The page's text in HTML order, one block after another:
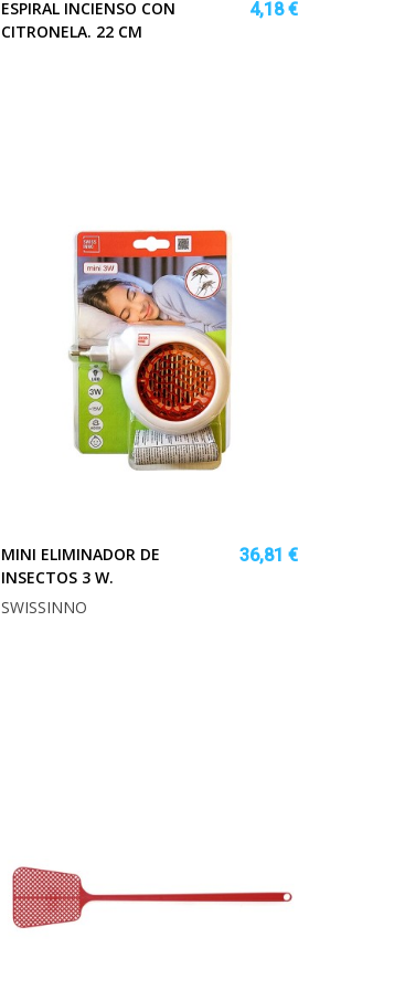
ESPIRAL INCIENSO CON
CITRONELA. 22 CM
4,18 €
MINI ELIMINADOR DE
INSECTOS 3 W.
36,81 €
SWISSINNO